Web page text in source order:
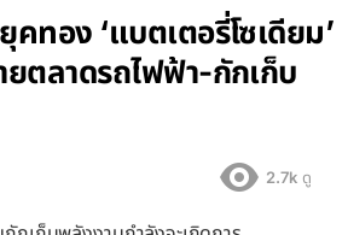
คทอง ‘แบตเตอรี่
ถูกลง ขยายตลาด
พลังงาน
2.7k ดู